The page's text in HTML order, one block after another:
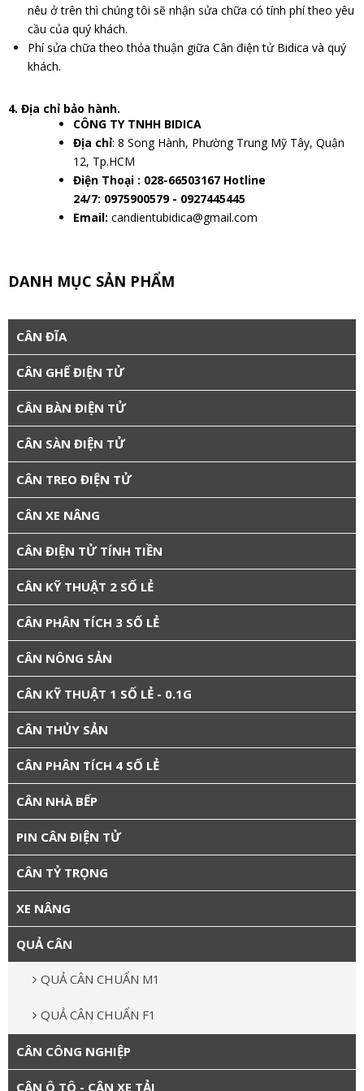
nêu ở trên thì chúng tôi sẽ nhận sửa chữa có tính phí theo yêu
cầu của quý khách.
Phí sửa chữa theo thỏa thuận giữa Cân điện tử Bidica và quý
khách.
4. Địa chỉ bảo hành.
CÔNG TY TNHH BIDICA
Địa chỉ: 8 Song Hành, Phường Trung Mỹ Tây, Quận
12, Tp.HCM
Điện Thoại : 028-66503167 Hotline
24/7: 0975900579 - 0927445445
Email: candientubidica@gmail.com
DANH MỤC SẢN PHẨM
CÂN ĐĨA
CÂN GHẾ ĐIỆN TỬ
CÂN BÀN ĐIỆN TỬ
CÂN SÀN ĐIỆN TỬ
CÂN TREO ĐIỆN TỬ
CÂN XE NÂNG
CÂN ĐIỆN TỬ TÍNH TIỀN
CÂN KỸ THUẬT 2 SỐ LẺ
CÂN PHÂN TÍCH 3 SỐ LẺ
CÂN NÔNG SẢN
CÂN KỸ THUẬT 1 SỐ LẺ - 0.1G
CÂN THỦY SẢN
CÂN PHÂN TÍCH 4 SỐ LẺ
CÂN NHÀ BẾP
PIN CÂN ĐIỆN TỬ
CÂN TỶ TRỌNG
XE NÂNG
QUẢ CÂN
QUẢ CÂN CHUẨN M1
QUẢ CÂN CHUẨN F1
CÂN CÔNG NGHIỆP
CÂN Ô TÔ - CÂN XE TẢI